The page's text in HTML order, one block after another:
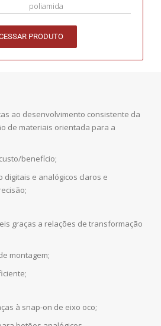
poliamida
PRODUTO
ao desenvolvimento consistente da
de materiais orientada para a
benefício;
digitais e analógicos claros e
​​graças a relações de transformação
montagem;
à snap-on de eixo oco;